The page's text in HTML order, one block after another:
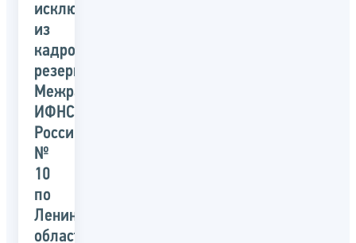
исключении
из
кадрового
резерва
Межрайонной
ИФНС
России
№
10
по
Ленинградской
области